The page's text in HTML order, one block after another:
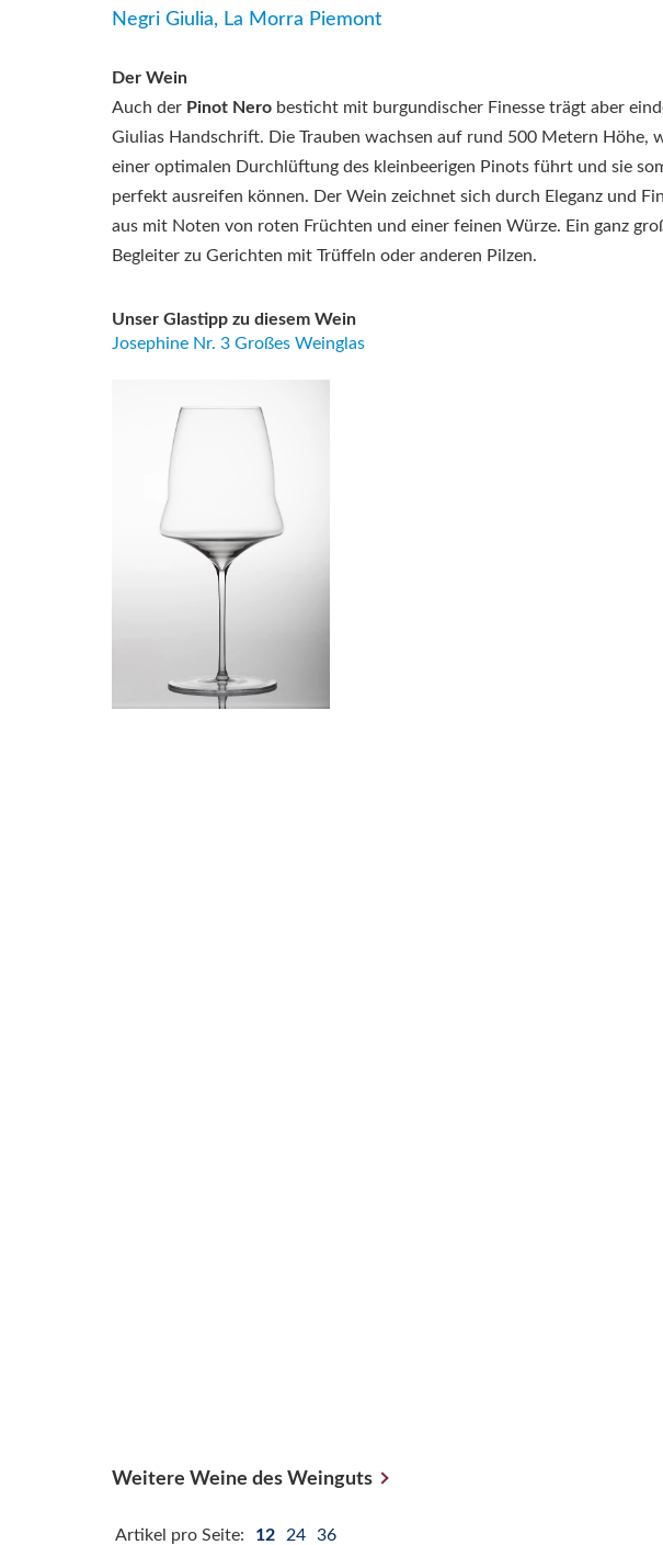
Negri Giulia, La Morra Piemont
Der Wein
Auch der Pinot Nero besticht mit burgundischer Finesse trägt aber
Giulias Handschrift. Die Trauben wachsen auf rund 500 Metern Höhe,
einer optimalen Durchlüftung des kleinbeerigen Pinots führt und sie
perfekt ausreifen können. Der Wein zeichnet sich durch Eleganz und
aus mit Noten von roten Früchten und einer feinen Würze. Ein ganz
Begleiter zu Gerichten mit Trüffeln oder anderen Pilzen.
Unser Glastipp zu diesem Wein
Josephine Nr. 3 Großes Weinglas
Weitere Weine des Weinguts
Artikel pro Seite: 12 24 36